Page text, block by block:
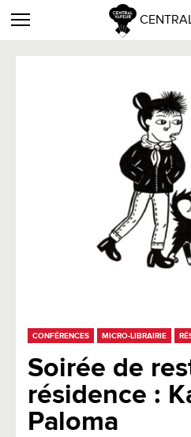
CONFÉRENCES MICRO-LIBRAIRIE
Soirée de
résidence :
Paloma